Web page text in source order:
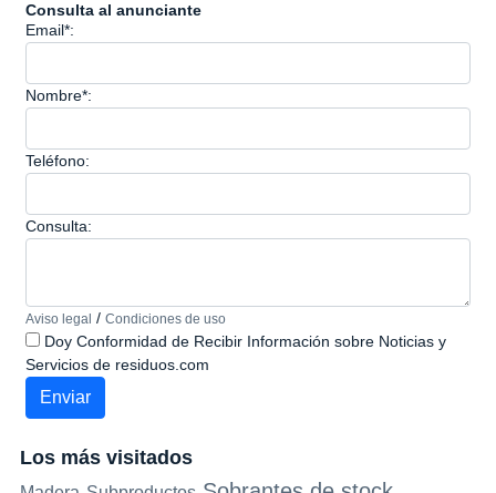
Consulta al anunciante
Email*:
Nombre*:
Teléfono:
Consulta:
Aviso legal / Condiciones de uso
Doy Conformidad de Recibir Información sobre Noticias y
Servicios de residuos.com
Los más visitados